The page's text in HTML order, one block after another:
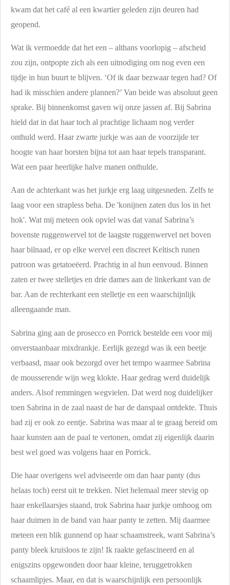
kwam dat het café al een kwartier geleden zijn deuren had
geopend.
Wat ik vermoedde dat het een – althans voorlopig – afscheid
zou zijn, ontpopte zich als een uitnodiging om nog even een
tijdje in hun buurt te blijven. ‘Of ik daar bezwaar tegen had? Of
had ik misschien andere plannen?’ Van beide was absoluut geen
sprake. Bij binnenkomst gaven wij onze jassen af. Bij Sabrina
hield dat in dat haar toch al prachtige lichaam nog verder
onthuld werd. Haar zwarte jurkje was aan de voorzijde ter
hoogte van haar borsten bijna tot aan haar tepels transparant.
Wat een paar heerlijke halve manen onthulde.
Aan de achterkant was het jurkje erg laag uitgesneden. Zelfs te
laag voor een strapless beha. De 'konijnen zaten dus los in het
hok'. Wat mij meteen ook opviel was dat vanaf Sabrina’s
bovenste ruggenwervel tot de laagste ruggenwervel net boven
haar bilnaad, er op elke wervel een discreet Keltisch runen
patroon was getatoeëerd. Prachtig in al hun eenvoud. Binnen
zaten er twee stelletjes en drie dames aan de linkerkant van de
bar. Aan de rechterkant een stelletje en een waarschijnlijk
alleengaande man.
Sabrina ging aan de prosecco en Porrick bestelde een voor mij
onverstaanbaar mixdrankje. Eerlijk gezegd was ik een beetje
verbaasd, maar ook bezorgd over het tempo waarmee Sabrina
de mousserende wijn weg klokte. Haar gedrag werd duidelijk
anders. Alsof remmingen wegvielen. Dat werd nog duidelijker
toen Sabrina in de zaal naast de bar de danspaal ontdekte. Thuis
had zij er ook zo eentje. Sabrina was maar al te graag bereid om
haar kunsten aan de paal te vertonen, omdat zij eigenlijk daarin
best wel goed was volgens haar en Porrick.
Die haar overigens wel adviseerde om dan haar panty (dus
helaas toch) eerst uit te trekken. Niet helemaal meer stevig op
haar enkellaarsjes staand, trok Sabrina haar jurkje omhoog om
haar duimen in de band van haar panty te zetten. Mij daarmee
meteen een blik gunnend op haar schaamstreek, want Sabrina’s
panty bleek kruisloos te zijn! Ik raakte gefascineerd en al
enigszins opgewonden door haar kleine, teruggetrokken
schaamlipjes. Maar, en dat is waarschijnlijk een persoonlijk